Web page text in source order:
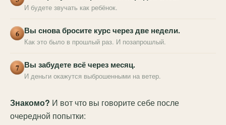
И будете звучать как ребёнок.
6 Вы снова бросите курс через две недели.
Как это было в прошлый раз. И позапрошлый.
7 Вы забудете всё через месяц.
И деньги окажутся выброшенными на ветер.
Знакомо? И вот что вы говорите себе после
очередной попытки: